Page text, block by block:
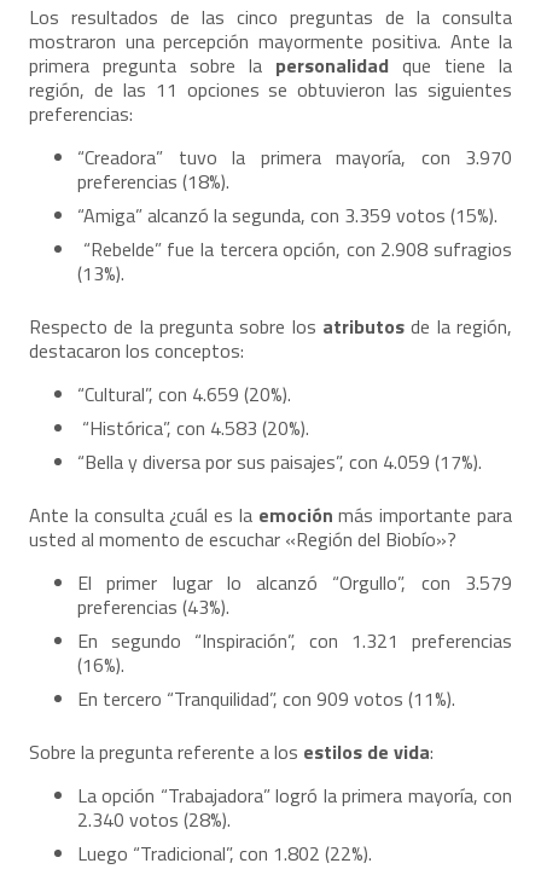
Los resultados de las cinco preguntas de la consulta
mostraron una percepción mayormente positiva. Ante la
primera pregunta sobre la personalidad que tiene la
región, de las 11 opciones se obtuvieron las siguientes
preferencias:
“Creadora” tuvo la primera mayoría, con 3.970
preferencias (18%).
“Amiga” alcanzó la segunda, con 3.359 votos (15%).
“Rebelde” fue la tercera opción, con 2.908 sufragios
(13%).
Respecto de la pregunta sobre los atributos de la región,
destacaron los conceptos:
“Cultural”, con 4.659 (20%).
“Histórica”, con 4.583 (20%).
“Bella y diversa por sus paisajes”, con 4.059 (17%).
Ante la consulta ¿cuál es la emoción más importante para
usted al momento de escuchar «Región del Biobío»?
El primer lugar lo alcanzó “Orgullo”, con 3.579
preferencias (43%).
En segundo “Inspiración”, con 1.321 preferencias
(16%).
En tercero “Tranquilidad”, con 909 votos (11%).
Sobre la pregunta referente a los estilos de vida:
La opción “Trabajadora” logró la primera mayoría, con
2.340 votos (28%).
Luego “Tradicional”, con 1.802 (22%).